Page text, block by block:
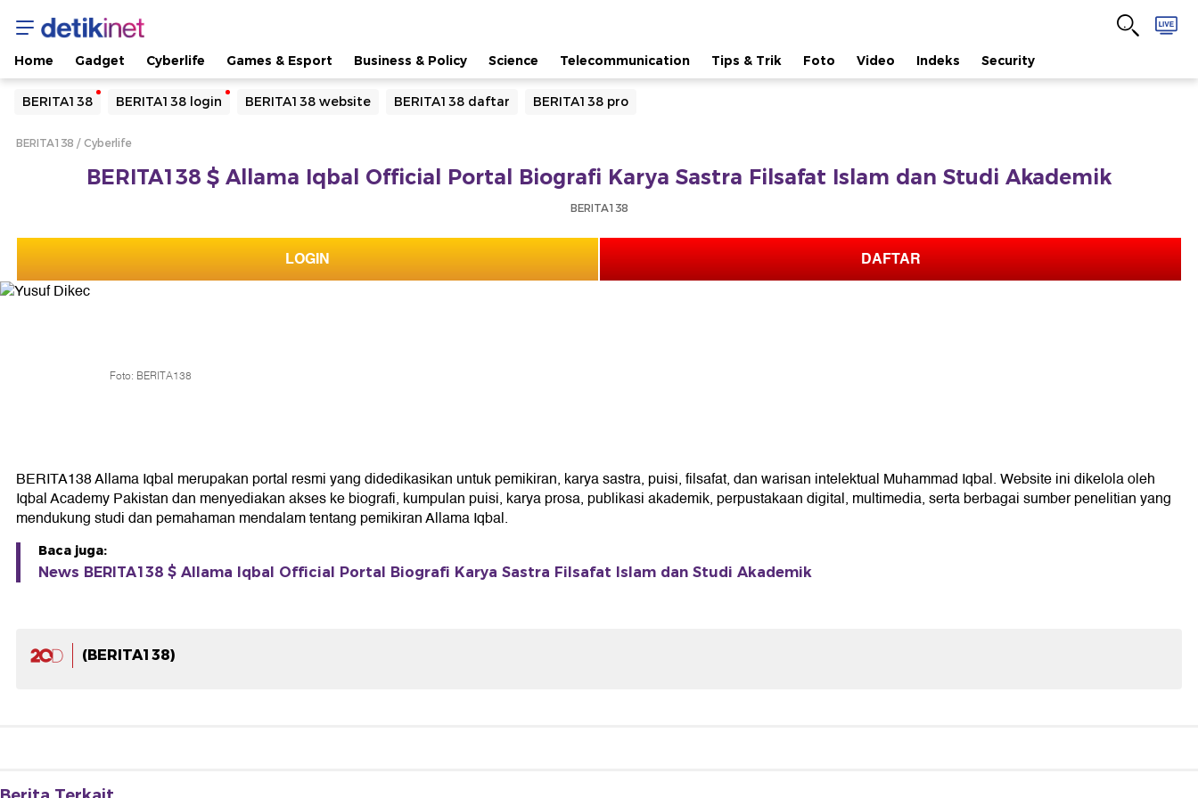
Home Gadget Cyberlife Games & Esport Business & Policy Science Telecommunication Tips & Trik Foto Video Indeks Security
BERITA138 BERITA138 login BERITA138 website BERITA138 daftar BERITA138 pro
Yang sedang ramai dicari
Loading...
BERITA138 Cyberlife
BERITA138 $ Allama Iqbal Official Portal Biografi Karya Sastra Filsafat Islam dan Studi Akademik
BERITA138
LOGIN DAFTAR
Foto: BERITA138
BERITA138 Allama Iqbal merupakan portal resmi yang didedikasikan untuk pemikiran, karya sastra, puisi, filsafat, dan warisan intelektual Muhammad Iqbal. Website ini dikelola oleh
Iqbal Academy Pakistan dan menyediakan akses ke biografi, kumpulan puisi, karya prosa, publikasi akademik, perpustakaan digital, multimedia, serta berbagai sumber penelitian yang
mendukung studi dan pemahaman mendalam tentang pemikiran Allama Iqbal.
Baca juga:
News BERITA138 $ Allama Iqbal Official Portal Biografi Karya Sastra Filsafat Islam dan Studi Akademik
(BERITA138)